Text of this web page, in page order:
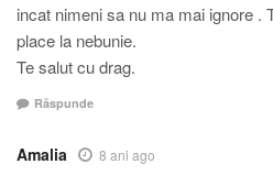
incat nimeni sa nu ma mai ignore .
place la nebunie.
Te salut cu drag.
Răspunde
Amalia 8 ani ago